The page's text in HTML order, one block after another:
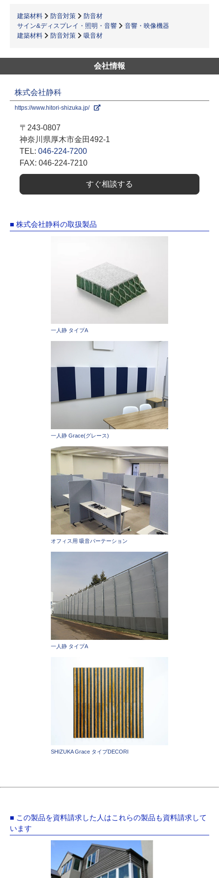
建築材料 防音対策
防音材
サイン&ディスプレイ・照明・音響
音響・映像機器
建築材料
防音対策 吸音材
会社情報
株式会社静科
https://www.hitori-shizuka.jp/
〒243-0807
神奈川県厚木市金田492-1
TEL: 046-224-7200
FAX: 046-224-7210
すぐ相談する
■ 株式会社静科の取扱製品
一人静 タイプA
一人静 Grace(グレース)
オフィス用 吸音パーテーション
一人静 タイプA
SHIZUKA Grace タイプDECORI
■ この製品を資料請求した人はこれらの製品も資料請求して
います